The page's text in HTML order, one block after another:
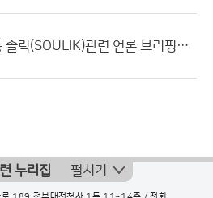
제 19호 태풍 솔릭(SOULIK)관련 언론 브리핑 실시
누리집 펼치기